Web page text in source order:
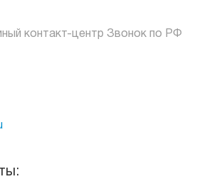
контакт-центр Звонок по РФ